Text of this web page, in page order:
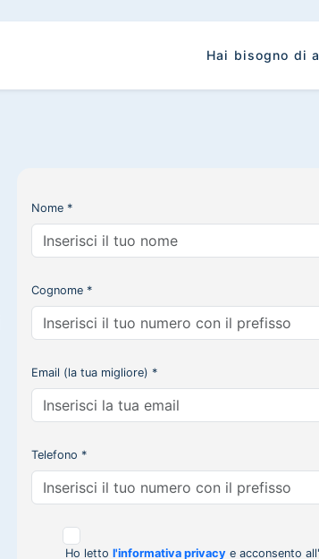
Hai bisogno di
Nome *
Cognome *
Email (la tua migliore) *
Telefono *
Ho letto l'informativa privacy e acconsento